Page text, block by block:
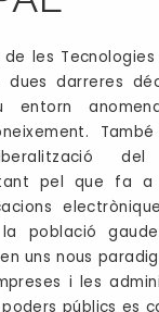
de les
dues darreres
entorn
tant pel que fa
població
uns nous
i les
públics es